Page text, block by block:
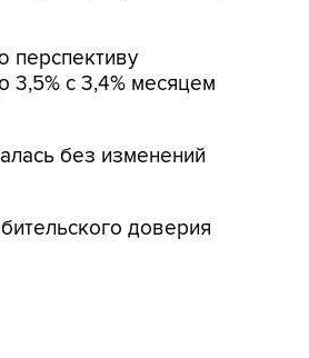
перспективу
3,5% с 3,4% месяцем
без изменений
доверия